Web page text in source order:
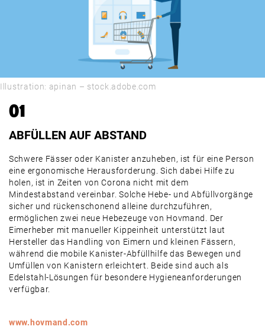
UNTERHALTUNG
Illustration: apinan – stock.adobe.com
01
ABFÜLLEN AUF ABSTAND
Schwere Fässer oder Kanister anzuheben, ist für eine Person
eine ergonomische Herausforderung. Sich dabei Hilfe zu
holen, ist in Zeiten von Corona nicht mit dem
Mindestabstand vereinbar. Solche Hebe- und Abfüllvorgänge
sicher und rückenschonend alleine durchzuführen,
ermöglichen zwei neue Hebezeuge von Hovmand. Der
Eimerheber mit manueller Kippeinheit unterstützt laut
Hersteller das Handling von Eimern und kleinen Fässern,
während die mobile Kanister-Abfüllhilfe das Bewegen und
Umfüllen von Kanistern erleichtert. Beide sind auch als
Edelstahl-Lösungen für besondere Hygieneanforderungen
verfügbar.
www.hovmand.com